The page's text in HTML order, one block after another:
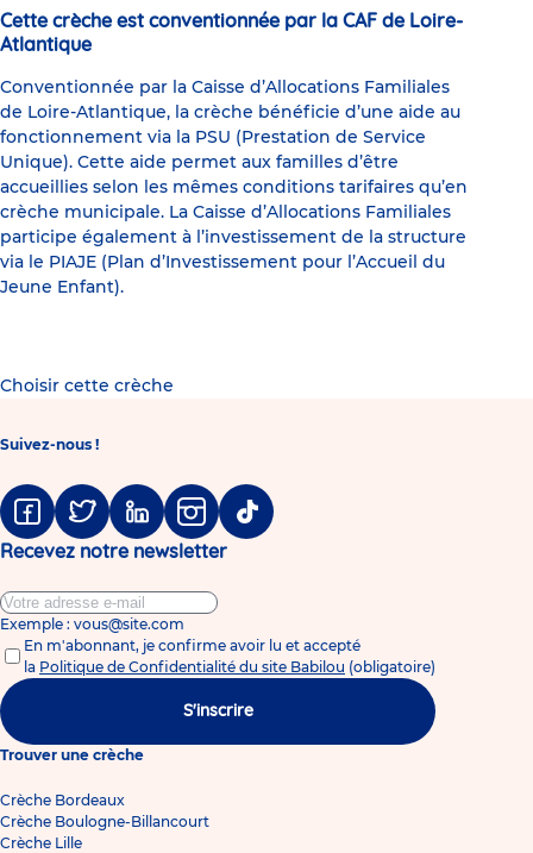
Cette crèche est conventionnée par la CAF de Loire-
Atlantique
Conventionnée par la Caisse d’Allocations Familiales
de Loire-Atlantique, la crèche bénéficie d’une aide au
fonctionnement via la PSU (Prestation de Service
Unique). Cette aide permet aux familles d’être
accueillies selon les mêmes conditions tarifaires qu’en
crèche municipale. La Caisse d’Allocations Familiales
participe également à l’investissement de la structure
via le PIAJE (Plan d’Investissement pour l’Accueil du
Jeune Enfant).
Choisir cette crèche
Suivez-nous !
FacebookTwitter LinkedinInstagramTiktok
Recevez notre newsletter
Exemple : vous@site.com
En m'abonnant, je confirme avoir lu et accepté
la Politique de Confidentialité du site Babilou (obligatoire)
S'inscrire
Trouver une crèche
Crèche Bordeaux
Crèche Boulogne-Billancourt
Crèche Lille